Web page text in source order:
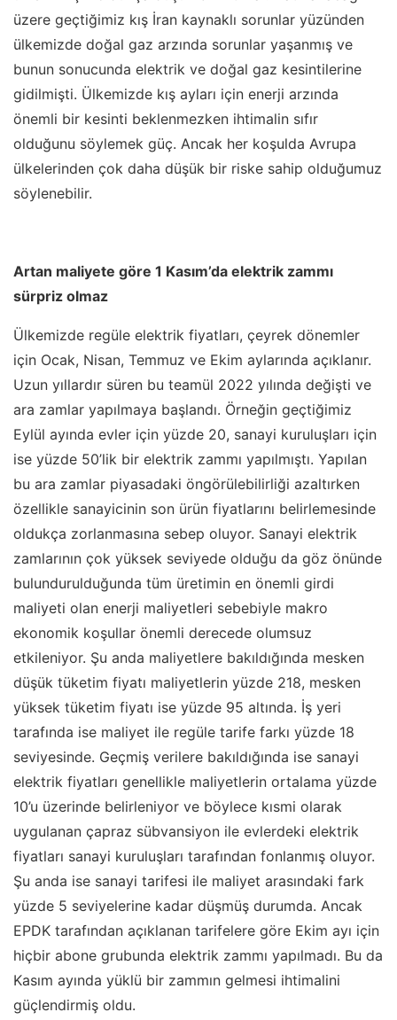
üzere geçtiğimiz kış İran kaynaklı sorunlar yüzünden
ülkemizde doğal gaz arzında sorunlar yaşanmış ve
bunun sonucunda elektrik ve doğal gaz kesintilerine
gidilmişti. Ülkemizde kış ayları için enerji arzında
önemli bir kesinti beklenmezken ihtimalin sıfır
olduğunu söylemek güç. Ancak her koşulda Avrupa
ülkelerinden çok daha düşük bir riske sahip olduğumuz
söylenebilir.
Artan maliyete göre 1 Kasım’da elektrik zammı
sürpriz olmaz
Ülkemizde regüle elektrik fiyatları, çeyrek dönemler
için Ocak, Nisan, Temmuz ve Ekim aylarında açıklanır.
Uzun yıllardır süren bu teamül 2022 yılında değişti ve
ara zamlar yapılmaya başlandı. Örneğin geçtiğimiz
Eylül ayında evler için yüzde 20, sanayi kuruluşları için
ise yüzde 50’lik bir elektrik zammı yapılmıştı. Yapılan
bu ara zamlar piyasadaki öngörülebilirliği azaltırken
özellikle sanayicinin son ürün fiyatlarını belirlemesinde
oldukça zorlanmasına sebep oluyor. Sanayi elektrik
zamlarının çok yüksek seviyede olduğu da göz önünde
bulundurulduğunda tüm üretimin en önemli girdi
maliyeti olan enerji maliyetleri sebebiyle makro
ekonomik koşullar önemli derecede olumsuz
etkileniyor. Şu anda maliyetlere bakıldığında mesken
düşük tüketim fiyatı maliyetlerin yüzde 218, mesken
yüksek tüketim fiyatı ise yüzde 95 altında. İş yeri
tarafında ise maliyet ile regüle tarife farkı yüzde 18
seviyesinde. Geçmiş verilere bakıldığında ise sanayi
elektrik fiyatları genellikle maliyetlerin ortalama yüzde
10’u üzerinde belirleniyor ve böylece kısmi olarak
uygulanan çapraz sübvansiyon ile evlerdeki elektrik
fiyatları sanayi kuruluşları tarafından fonlanmış oluyor.
Şu anda ise sanayi tarifesi ile maliyet arasındaki fark
yüzde 5 seviyelerine kadar düşmüş durumda. Ancak
EPDK tarafından açıklanan tarifelere göre Ekim ayı için
hiçbir abone grubunda elektrik zammı yapılmadı. Bu da
Kasım ayında yüklü bir zammın gelmesi ihtimalini
güçlendirmiş oldu.